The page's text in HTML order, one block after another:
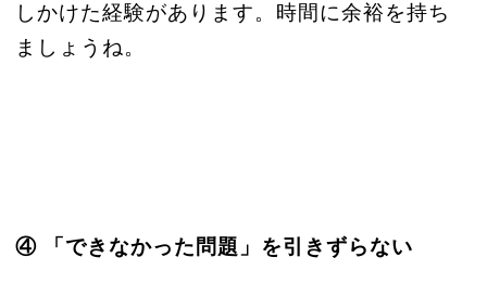
しかけた経験があります。時間に余裕を持ち
ましょうね。
④ 「できなかった問題」を引きずらない